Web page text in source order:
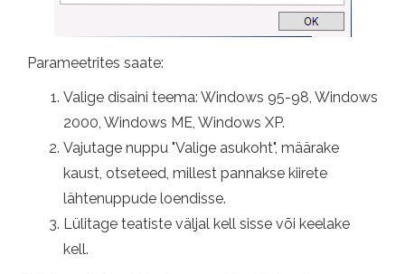
Parameetrites saate:
Valige disaini teema: Windows 95-98, Windows
2000, Windows ME, Windows XP.
Vajutage nuppu "Valige asukoht", määrake
kaust, otseteed, millest pannakse kiirete
lähtenuppude loendisse.
Lülitage teatiste väljal kell sisse või keelake
kell.